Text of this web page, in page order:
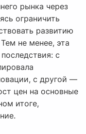
рынка через
ограничить
развитию
не менее, эта
с
с другой —
цен на основные
итоге,